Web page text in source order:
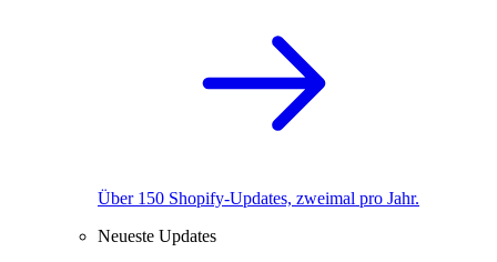
Über 150 Shopify-Updates, zweimal pro Jahr.
Neueste Updates